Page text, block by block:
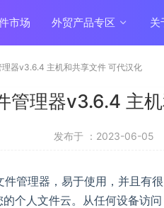
市场 外贸产品专区 关
理器v3.6.4 主机和共享文件 可代汉化
管理器v3.6.4 主
发布于 ：2023-06-05
管理器，易于使用，并且有
个人文件云。从任何设备访